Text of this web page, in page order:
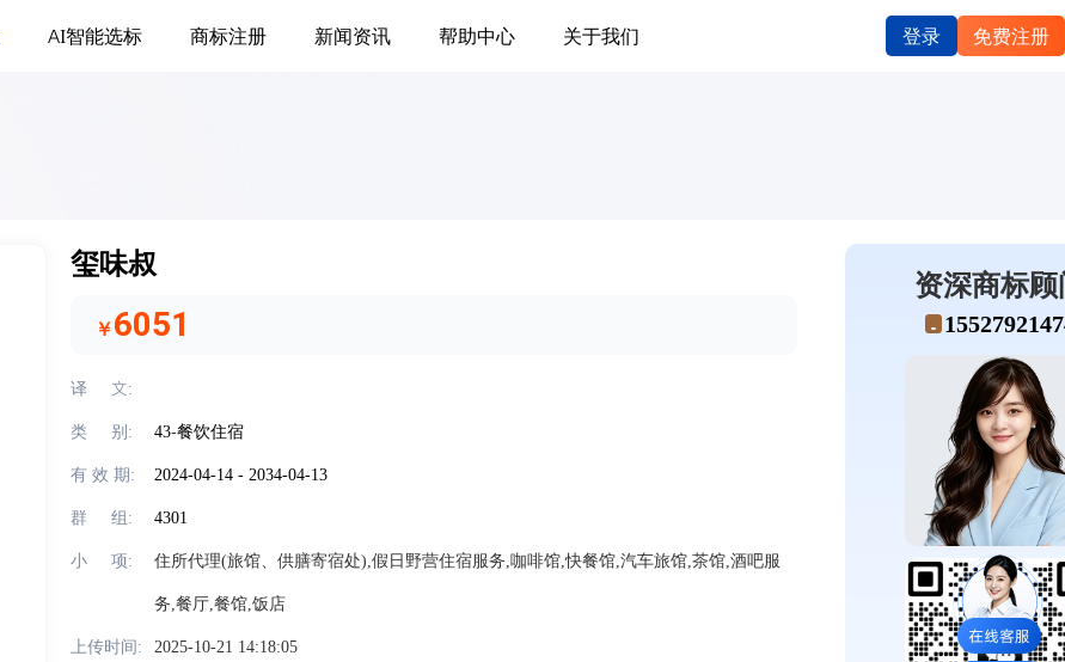
AI智能选标 商标注册 新闻资讯 帮助中心 关于我们 登录 免费注册
玺味叔
￥6051
译     文:
类     别:
43-餐饮住宿
有 效 期:
2024-04-14 - 2034-04-13
群     组:
4301
小     项:
住所代理(旅馆、供膳寄宿处),假日野营住宿服务,咖啡馆,快餐馆,汽车旅馆,茶馆,酒吧服
务,餐厅,餐馆,饭店
上传时间: 2025-10-21 14:18:05
资深商标